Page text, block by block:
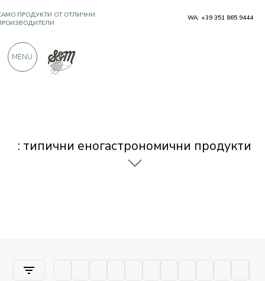
: типични еногастрономични продукти
ПРОДУКТИ ОТ ОТЛИЧНИ
900 ПОЛОЖИТЕЛНИ ОТЗИВИ
WA: +39 351 865 9444
MENU